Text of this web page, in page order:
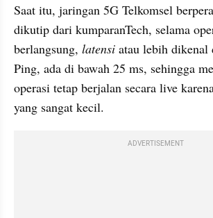
Saat itu, jaringan 5G Telkomsel
dikutip dari kumparanTech, selama
berlangsung, latensi atau lebih dikenal
Ping, ada di bawah 25 ms, sehingga
operasi tetap berjalan secara live
yang sangat kecil.
ADVERTISEMENT